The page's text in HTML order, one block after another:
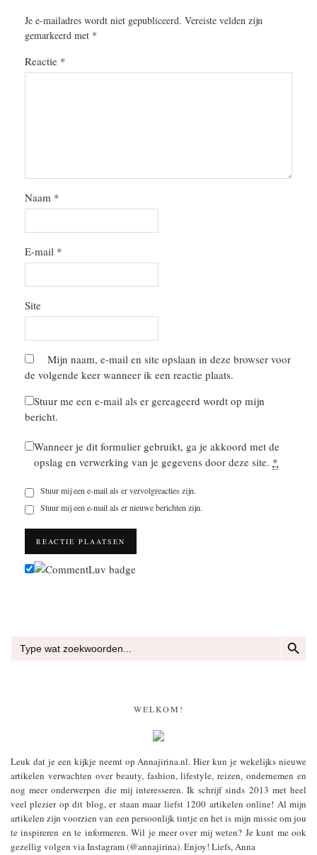
Je e-mailadres wordt niet gepubliceerd. Vereiste velden zijn
gemarkeerd met *
Reactie *
Naam *
E-mail *
Site
Mijn naam, e-mail en site opslaan in deze browser voor
de volgende keer wanneer ik een reactie plaats.
Stuur me een e-mail als er gereageerd wordt op mijn
bericht.
Wanneer je dit formulier gebruikt, ga je akkoord met de
opslag en verwerking van je gegevens door deze site. *
Stuur mij een e-mail als er vervolgreacties zijn.
Stuur mij een e-mail als er nieuwe berichten zijn.
naar:
WELKOM!
Leuk dat je een kijkje neemt op Annajirina.nl. Hier kun je wekelijks nieuwe
artikelen verwachten over beauty, fashion, lifestyle, reizen, ondernemen en
nog meer onderwerpen die mij interesseren. Ik schrijf sinds 2013 met heel
veel plezier op dit blog, er staan maar liefst 1200 artikelen online! Al mijn
artikelen zijn voorzien van een persoonlijk tintje en het is mijn missie om jou
te inspireren en te informeren. Wil je meer over mij weten? Je kunt me ook
gezellig volgen via Instagram (@annajirina). Enjoy! Liefs, Anna